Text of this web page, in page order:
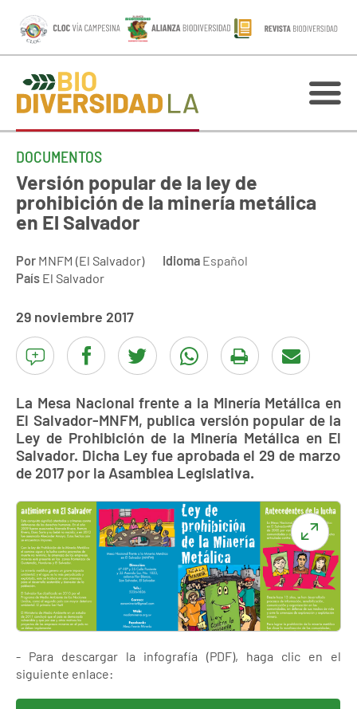
DOCUMENTOS
Versión popular de la ley de
prohibición de la minería metálica
en El Salvador
Por MNFM (El Salvador) Idioma Español
País El Salvador
29 noviembre 2017
La Mesa Nacional frente a la Minería Metálica en
El Salvador-MNFM, publica versión popular de la
Ley de Prohibición de la Minería Metálica en El
Salvador. Dicha Ley fue aprobada el 29 de marzo
de 2017 por la Asamblea Legislativa.
- Para descargar la infografía (PDF), haga clic en el
siguiente enlace: